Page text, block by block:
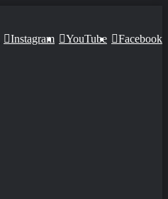
Facebook
YouTube
Instagram